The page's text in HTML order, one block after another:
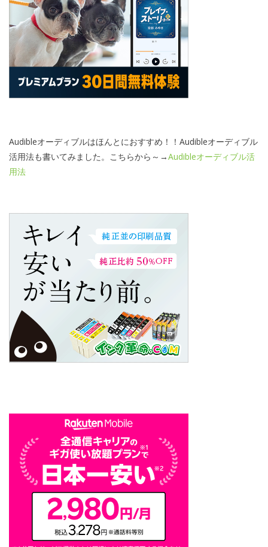
Audibleオーディブルはほんとにおすすめ！！Audibleオーディブル
活用法も書いてみました。こちらから～→Audibleオーディブル活
用法